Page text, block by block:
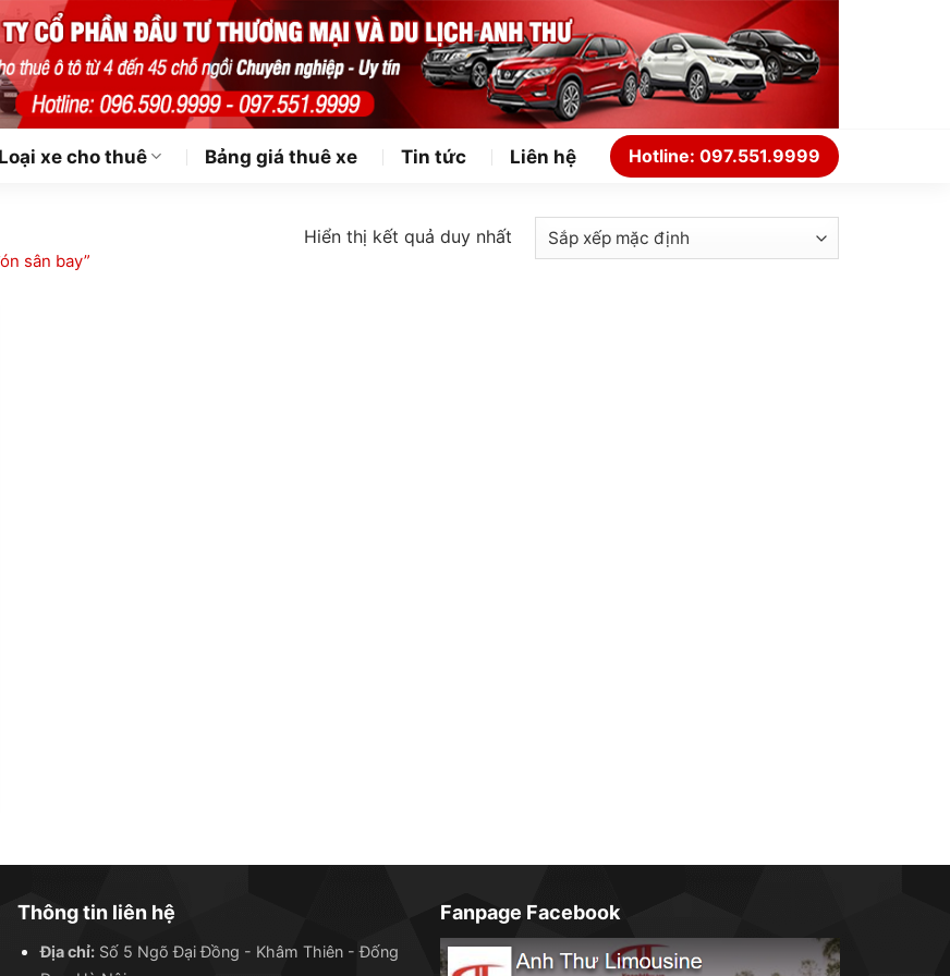
Loại xe cho thuê Bảng giá thuê xe Tin tức Liên hệ Hotline: 097.551.9999
sân bay”
Hiển thị kết quả duy nhất
Thông tin liên hệ
Địa chỉ:Số 5 Ngõ Đại Đồng - Khâm Thiên - Đống
Fanpage Facebook